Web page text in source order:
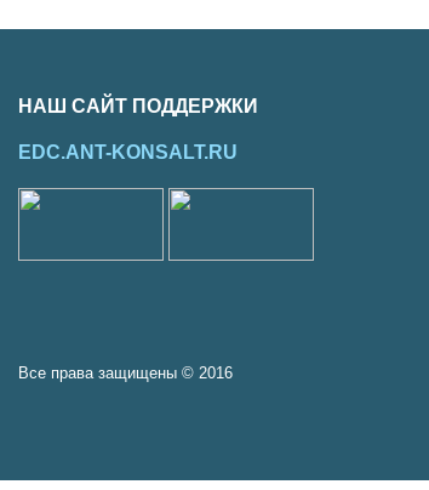
НАШ САЙТ ПОДДЕРЖКИ
EDC.ANT-KONSALT.RU
Все права защищены © 2016